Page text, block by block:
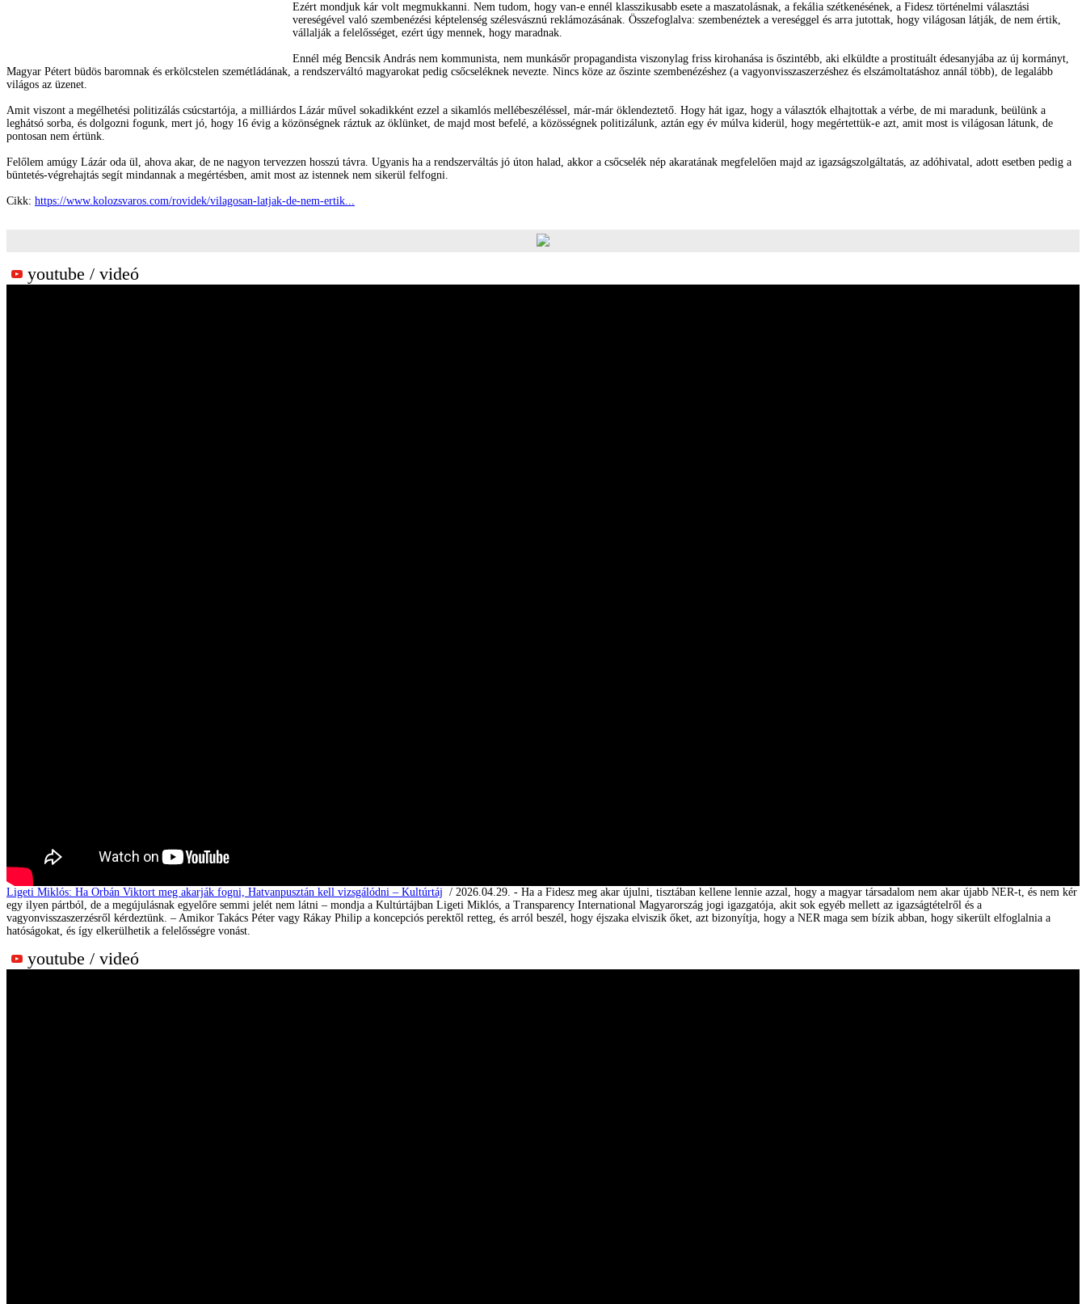
Ezért mondjuk kár volt megmukkanni. Nem tudom, hogy van-e ennél klasszikusabb esete a maszatolásnak, a fekália szétkenésének, a Fidesz történelmi választási
vereségével való szembenézési képtelenség szélesvásznú reklámozásának. Összefoglalva: szembenéztek a vereséggel és arra jutottak, hogy világosan látják, de nem értik,
vállalják a felelősséget, ezért úgy mennek, hogy maradnak.
Ennél még Bencsik András nem kommunista, nem munkásőr propagandista viszonylag friss kirohanása is őszintébb, aki elküldte a prostituált édesanyjába az új kormányt,
Magyar Pétert büdös baromnak és erkölcstelen szemétládának, a rendszerváltó magyarokat pedig csőcseléknek nevezte. Nincs köze az őszinte szembenézéshez (a vagyonvisszaszerzéshez és elszámoltatáshoz annál több), de legalább
világos az üzenet.
Amit viszont a megélhetési politizálás csúcstartója, a milliárdos Lázár művel sokadikként ezzel a sikamlós mellébeszéléssel, már-már öklendeztető. Hogy hát igaz, hogy a választók elhajtottak a vérbe, de mi maradunk, beülünk a
leghátsó sorba, és dolgozni fogunk, mert jó, hogy 16 évig a közönségnek ráztuk az öklünket, de majd most befelé, a közösségnek politizálunk, aztán egy év múlva kiderül, hogy megértettük-e azt, amit most is világosan látunk, de
pontosan nem értünk.
Felőlem amúgy Lázár oda ül, ahova akar, de ne nagyon tervezzen hosszú távra. Ugyanis ha a rendszerváltás jó úton halad, akkor a csőcselék nép akaratának megfelelően majd az igazságszolgáltatás, az adóhivatal, adott esetben pedig a
büntetés-végrehajtás segít mindannak a megértésben, amit most az istennek nem sikerül felfogni.
Cikk: https://www.kolozsvaros.com/rovidek/vilagosan-latjak-de-nem-ertik...
youtube / videó
Ligeti Miklós: Ha Orbán Viktort meg akarják fogni, Hatvanpusztán kell vizsgálódni – Kultúrtáj / 2026.04.29. - Ha a Fidesz meg akar újulni, tisztában kellene lennie azzal, hogy a magyar társadalom nem akar újabb NER-t, és nem kér
egy ilyen pártból, de a megújulásnak egyelőre semmi jelét nem látni – mondja a Kultúrtájban Ligeti Miklós, a Transparency International Magyarország jogi igazgatója, akit sok egyéb mellett az igazságtételről és a
vagyonvisszaszerzésről kérdeztünk. – Amikor Takács Péter vagy Rákay Philip a koncepciós perektől retteg, és arról beszél, hogy éjszaka elviszik őket, azt bizonyítja, hogy a NER maga sem bízik abban, hogy sikerült elfoglalnia a
hatóságokat, és így elkerülhetik a felelősségre vonást.
youtube / videó